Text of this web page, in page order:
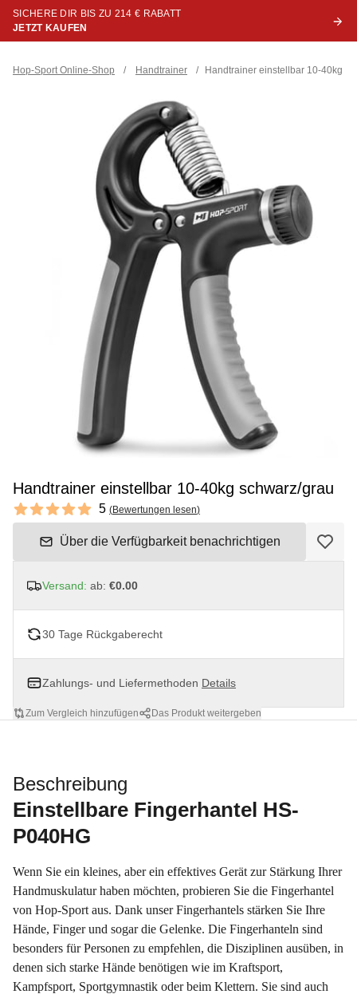
SICHERE DIR BIS ZU 214 € RABATT
JETZT KAUFEN
Hop-Sport Online-Shop / Handtrainer / Handtrainer einstellbar 10-40kg
Handtrainer einstellbar 10-40kg schwarz/grau
Reviews
5 out of 5 stars 5 (Bewertungen lesen)
Über die Verfügbarkeit benachrichtigen
Versand: ab: €0.00
30 Tage Rückgaberecht
Zahlungs- und Liefermethoden Details
Zum Vergleich hinzufügen Das Produkt weitergeben
Beschreibung
Einstellbare Fingerhantel HS-
P040HG​
Wenn Sie ein kleines, aber ein effektives Gerät zur Stärkung Ihrer
Handmuskulatur haben möchten, probieren Sie die Fingerhantel
von Hop-Sport aus. Dank unser Fingerhantels stärken Sie Ihre
Hände, Finger und sogar die Gelenke. Die Fingerhanteln sind
besonders für Personen zu empfehlen, die Disziplinen ausüben, in
denen sich starke Hände benötigen wie im Kraftsport,
Kampfsport, Sportgymnastik oder beim Klettern. Sie sind auch